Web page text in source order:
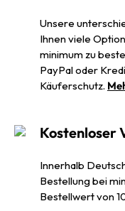
Unsere
Ihnen viele
minimum zu
PayPal oder
Käuferschutz.
Kostenloser
Innerhalb
Bestellung bei
Bestellwert von